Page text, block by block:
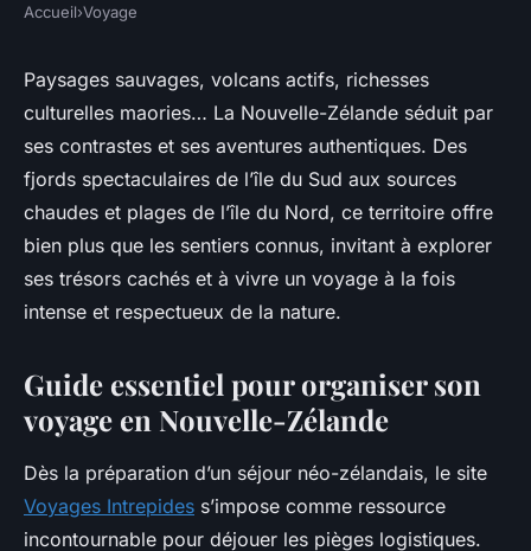
VOYAGE
Voyages en nouvelle-zélande :
aventures et trésors cachés
admin• 25 juillet 2025•5 min de lecture
Accueil›Voyage
Paysages sauvages, volcans actifs, richesses
culturelles maories… La Nouvelle-Zélande séduit par
ses contrastes et ses aventures authentiques. Des
fjords spectaculaires de l’île du Sud aux sources
chaudes et plages de l’île du Nord, ce territoire offre
bien plus que les sentiers connus, invitant à explorer
ses trésors cachés et à vivre un voyage à la fois
intense et respectueux de la nature.
Guide essentiel pour organiser son
voyage en Nouvelle-Zélande
Dès la préparation d’un séjour néo-zélandais, le site
Voyages Intrepides s’impose comme ressource
incontournable pour déjouer les pièges logistiques.